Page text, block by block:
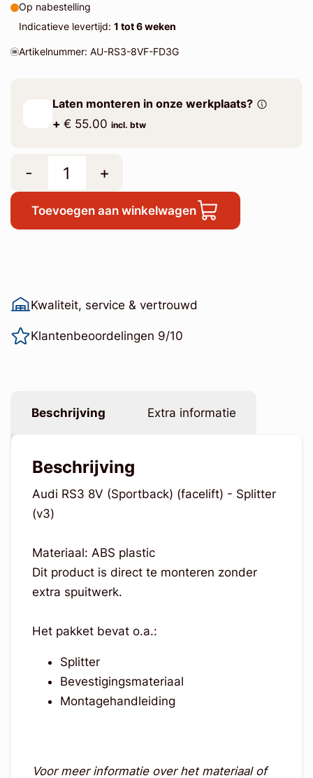
Op nabestelling
Indicatieve levertijd: 1 tot 6 weken
Artikelnummer: AU-RS3-8VF-FD3G
Laten monteren in onze werkplaats?
+ € 55.00 incl. btw
- +
Toevoegen aan winkelwagen
Kwaliteit, service & vertrouwd
Klantenbeoordelingen 9/10
Beschrijving Extra informatie
Beschrijving
Audi RS3 8V (Sportback) (facelift) - Splitter
(v3)
Materiaal: ABS plastic
Dit product is direct te monteren zonder
extra spuitwerk.
Het pakket bevat o.a.:
Splitter
Bevestigingsmateriaal
Montagehandleiding
Voor meer informatie over het materiaal of